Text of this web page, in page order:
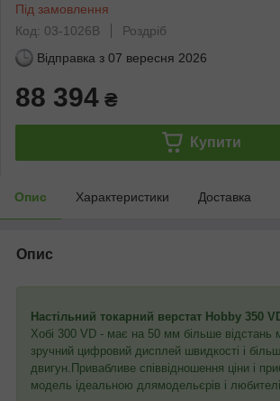
Під замовлення
Код: 03-1026B
Роздріб
Відправка з 07 вересня 2026
88 394 ₴
Купити
Опис Характеристики Доставка
Опис
Настільний токарний верстат Hobby 350
Хобі 300 VD - має на 50 мм більше відстань
зручний цифровий дисплей швидкості і
двигун. Привабливе співвідношення ціни і
модель ідеальною длямодельєрів і